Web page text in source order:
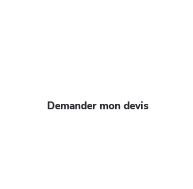
Demander mon devis